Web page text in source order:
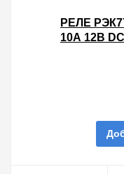
РЕЛЕ
10А 12В